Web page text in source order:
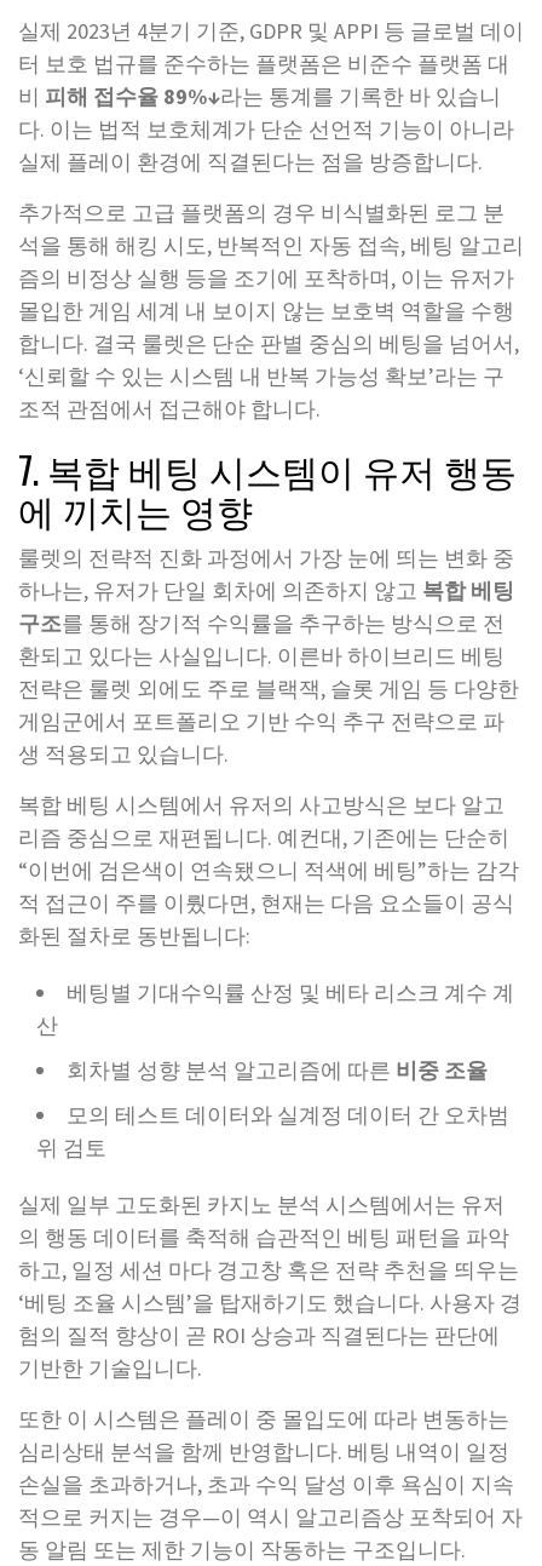
실제 2023년 4분기 기준, GDPR 및 APPI 등 글로벌 데이
터 보호 법규를 준수하는 플랫폼은 비준수 플랫폼 대
비 피해 접수율 89%↓라는 통계를 기록한 바 있습니
다. 이는 법적 보호체계가 단순 선언적 기능이 아니라
실제 플레이 환경에 직결된다는 점을 방증합니다.
추가적으로 고급 플랫폼의 경우 비식별화된 로그 분
석을 통해 해킹 시도, 반복적인 자동 접속, 베팅 알고리
즘의 비정상 실행 등을 조기에 포착하며, 이는 유저가
몰입한 게임 세계 내 보이지 않는 보호벽 역할을 수행
합니다. 결국 룰렛은 단순 판별 중심의 베팅을 넘어서,
‘신뢰할 수 있는 시스템 내 반복 가능성 확보’라는 구
조적 관점에서 접근해야 합니다.
7. 복합 베팅 시스템이 유저 행동
에 끼치는 영향
룰렛의 전략적 진화 과정에서 가장 눈에 띄는 변화 중
하나는, 유저가 단일 회차에 의존하지 않고 복합 베팅
구조를 통해 장기적 수익률을 추구하는 방식으로 전
환되고 있다는 사실입니다. 이른바 하이브리드 베팅
전략은 룰렛 외에도 주로 블랙잭, 슬롯 게임 등 다양한
게임군에서 포트폴리오 기반 수익 추구 전략으로 파
생 적용되고 있습니다.
복합 베팅 시스템에서 유저의 사고방식은 보다 알고
리즘 중심으로 재편됩니다. 예컨대, 기존에는 단순히
“이번에 검은색이 연속됐으니 적색에 베팅”하는 감각
적 접근이 주를 이뤘다면, 현재는 다음 요소들이 공식
화된 절차로 동반됩니다:
베팅별 기대수익률 산정 및 베타 리스크 계수 계
산
회차별 성향 분석 알고리즘에 따른 비중 조율
모의 테스트 데이터와 실계정 데이터 간 오차범
위 검토
실제 일부 고도화된 카지노 분석 시스템에서는 유저
의 행동 데이터를 축적해 습관적인 베팅 패턴을 파악
하고, 일정 세션 마다 경고창 혹은 전략 추천을 띄우는
‘베팅 조율 시스템’을 탑재하기도 했습니다. 사용자 경
험의 질적 향상이 곧 ROI 상승과 직결된다는 판단에
기반한 기술입니다.
또한 이 시스템은 플레이 중 몰입도에 따라 변동하는
심리상태 분석을 함께 반영합니다. 베팅 내역이 일정
손실을 초과하거나, 초과 수익 달성 이후 욕심이 지속
적으로 커지는 경우—이 역시 알고리즘상 포착되어 자
동 알림 또는 제한 기능이 작동하는 구조입니다.